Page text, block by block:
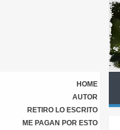
HOME
AUTOR
RETIRO LO ESCRITO
ME PAGAN POR ESTO